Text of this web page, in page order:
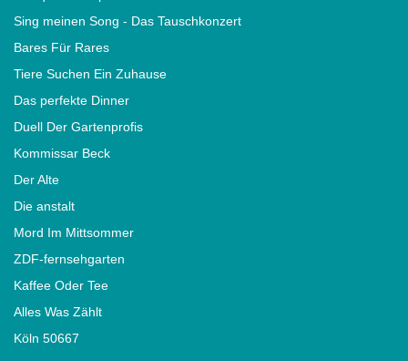
Sing meinen Song - Das Tauschkonzert
Bares Für Rares
Tiere Suchen Ein Zuhause
Das perfekte Dinner
Duell Der Gartenprofis
Kommissar Beck
Der Alte
Die anstalt
Mord Im Mittsommer
ZDF-fernsehgarten
Kaffee Oder Tee
Alles Was Zählt
Köln 50667